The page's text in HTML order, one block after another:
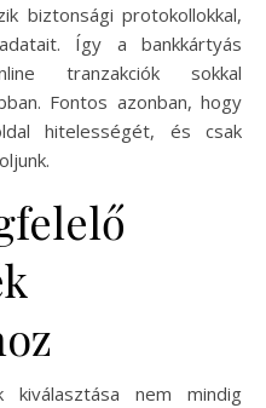
biztonsági protokollokkal,
Így a bankkártyás
tranzakciók sokkal
Fontos azonban, hogy
hitelességét, és csak
nem mindig